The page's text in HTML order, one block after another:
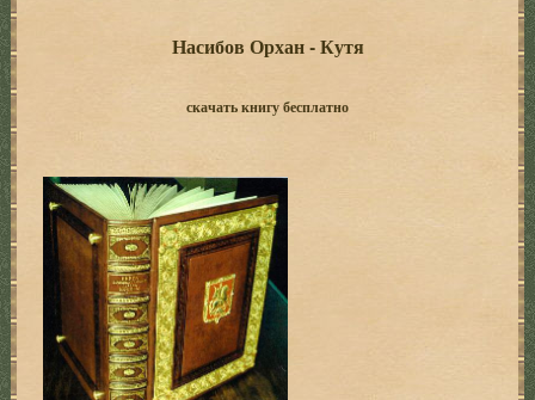
Насибов Орхан - Кутя
скачать книгу бесплатно